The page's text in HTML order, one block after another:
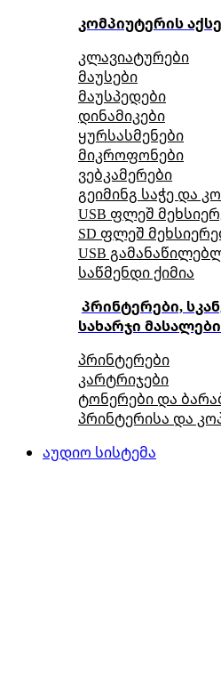
კომპიუტერის
კლავიატურები
მაუსები
მაუსპედები
დინამიკები
ყურსასმენები
მიკროფონები
ვებკამერები
გეიმინგ საჭე და
USB ფლეშ
SD ფლეშ
USB
საწმენდი ქიმია
პრინტერები,
სახარჯი მასალები
პრინტერები
კარტრიჯები
ტონერები და
პრინტერისა და
აუდიო სისტემა